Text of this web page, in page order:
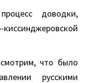
доводки,
что было
русскими